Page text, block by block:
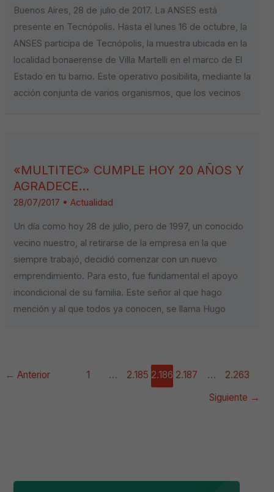
Buenos Aires, 28 de julio de 2017. La ANSES está
presente en Tecnópolis. Hasta el lunes 16 de octubre, la
ANSES participa de Tecnópolis, la muestra ubicada en la
localidad bonaerense de Villa Martelli en el marco de El
Estado en tu barrio. Este operativo posibilita, mediante la
acción conjunta de varios organismos, que los vecinos
«MULTITEC» CUMPLE HOY 20 AÑOS Y
AGRADECE…
28/07/2017 •Actualidad
Un día como hoy 28 de julio, pero de 1997, un conocido
vecino nuestro, al retirarse de la empresa en la que
siempre trabajó, decidió comenzar con un nuevo
emprendimiento. Para esto, fue fundamental el apoyo
incondicional de su familia. Este señor al que hago
mención y al que todos ya conocen, se llama Hugo
← Anterior 1 … 2.185 2.186 2.187 …
2.263
Siguiente →